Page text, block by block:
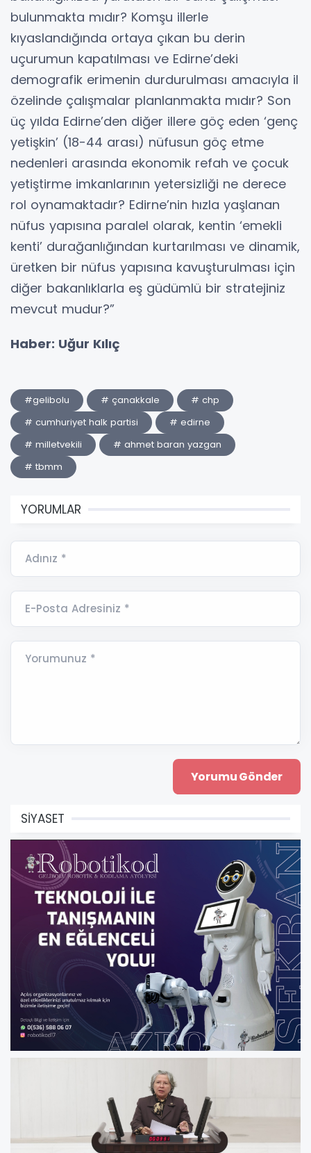
bulunmakta mıdır? Komşu illerle
kıyaslandığında ortaya çıkan bu derin
uçurumun kapatılması ve Edirne’deki
demografik erimenin durdurulması amacıyla il
özelinde çalışmalar planlanmakta mıdır? Son
üç yılda Edirne’den diğer illere göç eden ‘genç
yetişkin’ (18-44 arası) nüfusun göç etme
nedenleri arasında ekonomik refah ve çocuk
yetiştirme imkanlarının yetersizliği ne derece
rol oynamaktadır? Edirne’nin hızla yaşlanan
nüfus yapısına paralel olarak, kentin ‘emekli
kenti’ durağanlığından kurtarılması ve dinamik,
üretken bir nüfus yapısına kavuşturulması için
diğer bakanlıklarla eş güdümlü bir stratejiniz
mevcut mudur?”
Haber: Uğur Kılıç
#gelibolu # çanakkale
# chp
# cumhuriyet halk partisi
# edirne
# milletvekili
# ahmet baran yazgan
# tbmm
YORUMLAR
Adınız *
E-Posta Adresiniz *
Yorumunuz *
SİYASET